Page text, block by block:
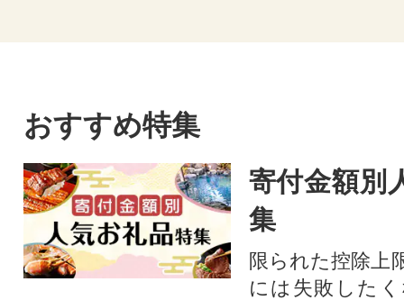
おすすめ特集
寄付金額別
集
限られた控除上
には失敗した